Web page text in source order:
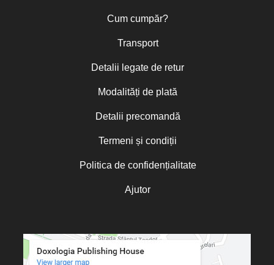
Cum cumpăr?
Transport
Detalii legate de retur
Modalități de plată
Detalii precomandă
Termeni și condiții
Politica de confidențialitate
Ajutor